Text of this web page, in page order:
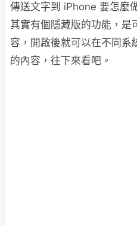
傳送文字到 iPhone 要怎麼
其實有個隱藏版的功能，是
容，開啟後就可以在不同
的內容，往下來看吧。